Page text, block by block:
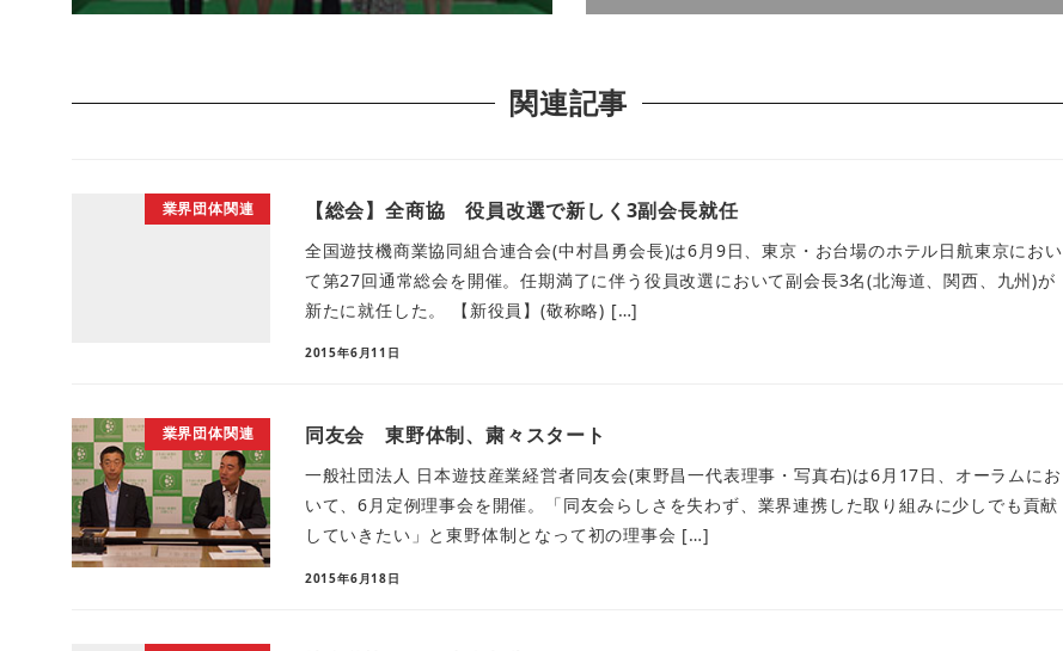
関連記事
業界団体関連 【総会】全商協 役員改選で新しく3副会長就任
全国遊技機商業協同組合連合会(中村昌勇会長)は6月9日、東京・お台場のホテル日航東京におい
て第27回通常総会を開催。任期満了に伴う役員改選において副会長3名(北海道、関西、九州)が
新たに就任した。 【新役員】(敬称略) […]
2015年6月11日
業界団体関連 同友会 東野体制、粛々スタート
一般社団法人 日本遊技産業経営者同友会(東野昌一代表理事・写真右)は6月17日、オーラムにお
いて、6月定例理事会を開催。「同友会らしさを失わず、業界連携した取り組みに少しでも貢献
していきたい」と東野体制となって初の理事会 […]
2015年6月18日